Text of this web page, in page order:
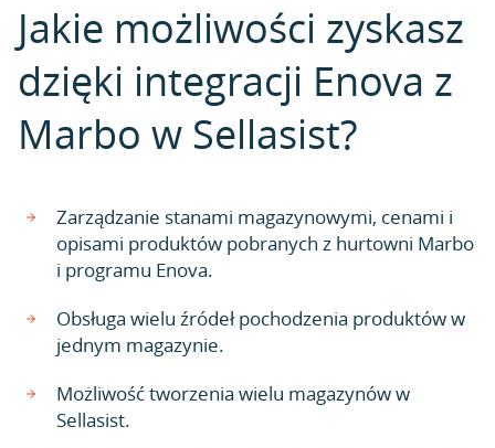
Jakie możliwości zyskasz
dzięki integracji Enova z
Marbo w Sellasist?
Zarządzanie stanami magazynowymi, cenami i
opisami produktów pobranych z hurtowni Marbo
i programu Enova.
Obsługa wielu źródeł pochodzenia produktów w
jednym magazynie.
Możliwość tworzenia wielu magazynów w
Sellasist.